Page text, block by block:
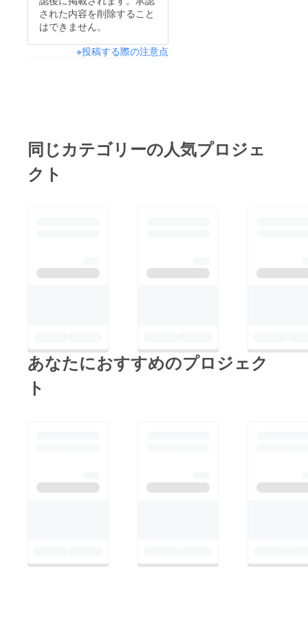
いただけます。ぜひご
https://www.youtube.c
ださい。この度は多大
なるご支援を賜りまし
された内容を削除すること
はできません。
※投稿する際の注意点
同じカテゴリーの人気プロジェ
クト
あなたにおすすめのプロジェク
ト